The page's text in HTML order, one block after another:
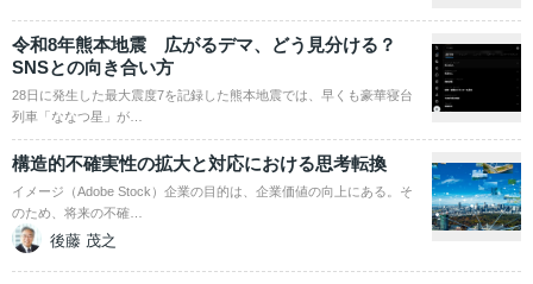
令和8年熊本地震 広がるデマ、どう見分ける？
SNSとの向き合い方
28日に発生した最大震度7を記録した熊本地震では、早くも豪華寝台
列車「ななつ星」が…
構造的不確実性の拡大と対応における思考転換
イメージ（Adobe Stock）企業の目的は、企業価値の向上にある。そ
のため、将来の不確…
後藤 茂之